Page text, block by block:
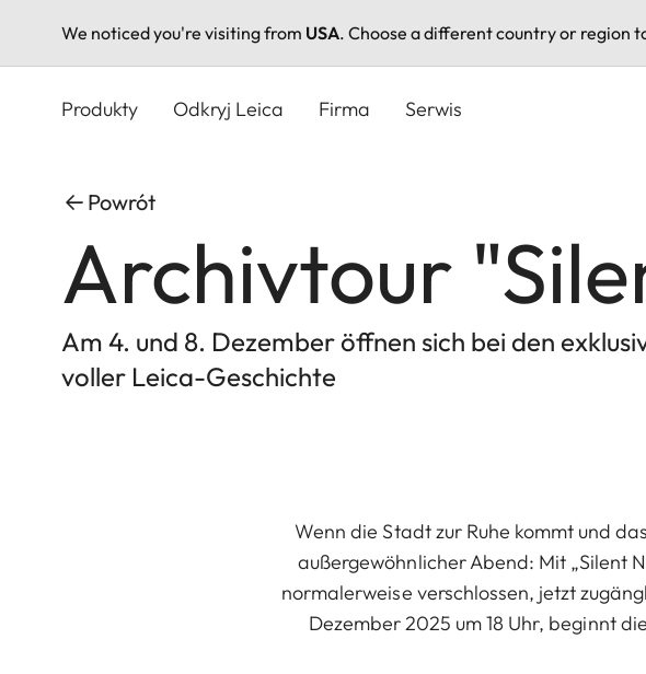
We noticed you're visiting from USA. Choose a different country or region
Produkty Odkryj Leica Firma Serwis
Powrót
Archivtour
Am 4. und 8. Dezember öffnen sich bei den
voller Leica-Geschichte
Wenn die Stadt zur Ruhe kommt und
außergewöhnlicher Abend: Mit „Silent
normalerweise verschlossen, jetzt
Dezember 2025 um 18 Uhr, beginnt